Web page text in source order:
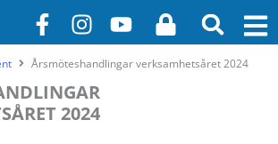
F
a
c
e
b
o
I
n
s
t
a
g
Y
o
u
L
o
c
Årsmöteshandlingar verksamhetsåret 2024
2024